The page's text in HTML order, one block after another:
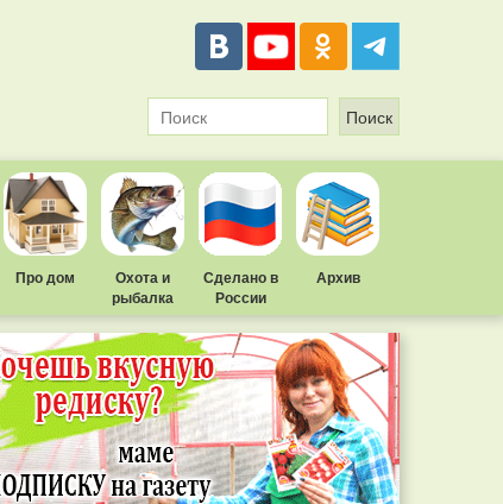
Про дом
Охота и
рыбалка
Сделано в
России
Архив